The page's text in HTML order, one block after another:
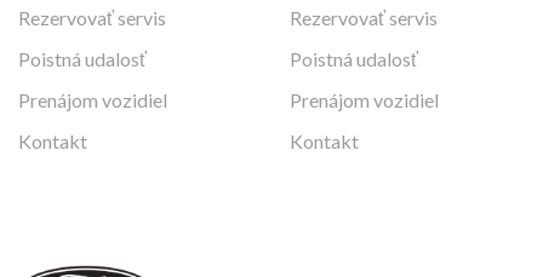
Rezervovať servis
Poistná udalosť
Prenájom vozidiel
Kontakt
Rezervovať servis
Poistná udalosť
Prenájom vozidiel
Kontakt